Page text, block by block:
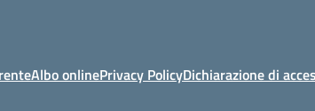
Albo onlinePrivacy PolicyDichiarazione di